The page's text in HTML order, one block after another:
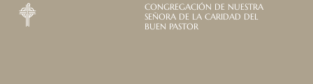
CONGREGACIÓN DE NUESTRA
SEÑORA DE LA CARIDAD DEL
BUEN PASTOR